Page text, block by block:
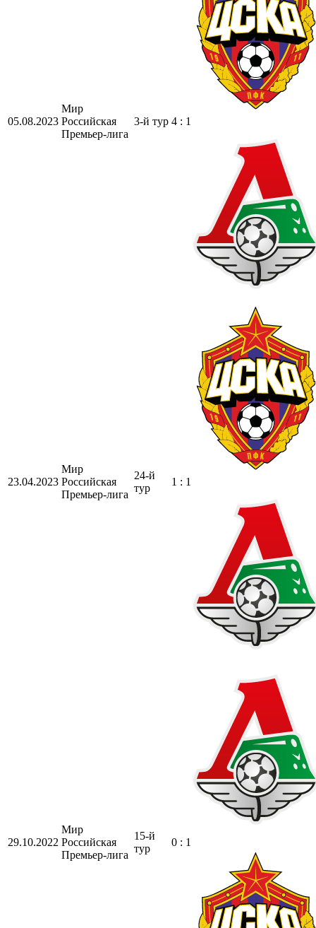
05.08.2023
Мир
Российская
Премьер-лига
3-й тур 4 : 1
23.04.2023
Мир
Российская
Премьер-лига
24-й
тур
1 : 1
29.10.2022
Мир
Российская
Премьер-лига
15-й
тур
0 : 1